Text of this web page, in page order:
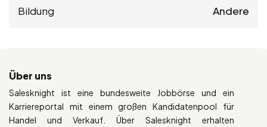
Bildung Andere
Über uns
Salesknight ist eine bundesweite Jobbörse und ein
Karriereportal mit einem großen Kandidatenpool für
Handel und Verkauf. Über Salesknight erhalten